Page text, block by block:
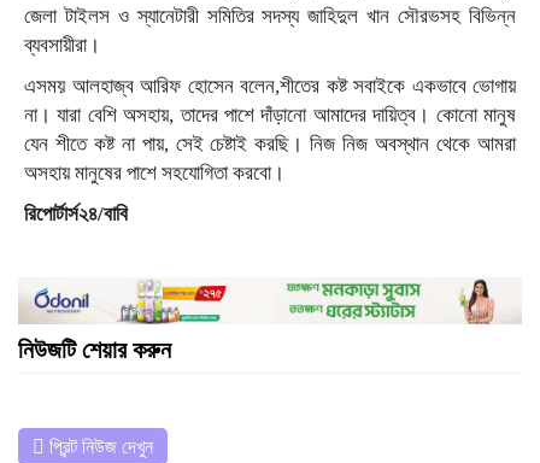
জেলা টাইলস ও স্যানেটারী সমিতির সদস্য জাহিদুল খান সৌরভসহ বিভিন্ন
ব্যবসায়ীরা।
এসময় আলহাজ্ব আরিফ হোসেন বলেন,শীতের কষ্ট সবাইকে একভাবে ভোগায়
না। যারা বেশি অসহায়, তাদের পাশে দাঁড়ানো আমাদের দায়িত্ব। কোনো মানুষ
যেন শীতে কষ্ট না পায়, সেই চেষ্টাই করছি। নিজ নিজ অবস্থান থেকে আমরা
অসহায় মানুষের পাশে সহযোগিতা করবো।
রিপোর্টার্স২৪/বাবি
নিউজটি শেয়ার করুন
প্রিন্ট নিউজ দেখুন